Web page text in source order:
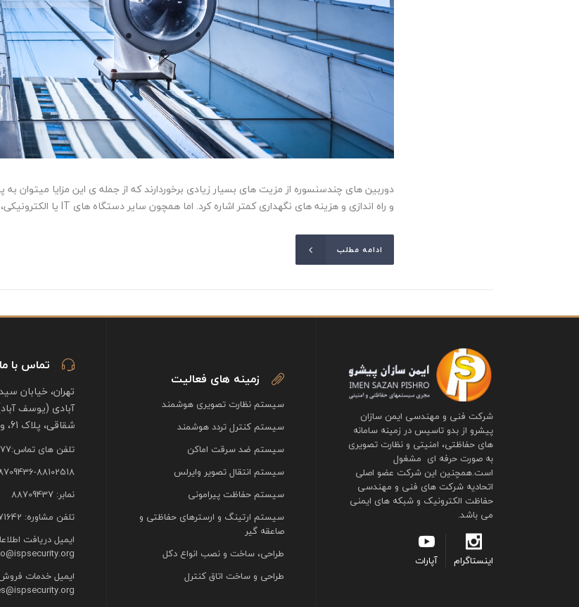
دوربین های چندسنسوره از مزیت های بسیار زیادی برخوردارند که از جمله ی این مزایا
و راه اندازی و هزینه های نگهداری کمتر اشاره کرد. اما همچون سایر دستگاه های IT یا الکترونیکی، به هنگام انتخاب یک دوربین چندسنسوره، موارد گوناگونی را...
ادامه مطلب
تماس با ما
تهران، خیابان
آبادی (یوسف
شقاقی، پلاک 61، واحد6، طبقه3
تلفن های تماس:88105077-88105076
88102518
نمابر: 88709437
تلفن مشاوره: 9099071642
ایمیل دریافت
ایمیل خدمات
زمینه های فعالیت
سیستم نظارت تصویری هوشمند
سیستم کنترل تردد هوشمند
سیستم ضد سرقت اماکن
سیستم انتقال تصویر وایرلس
سیستم حفاظت پیرامونی
سیستم ارتینگ و ارسترهای حفاظتی و
صاعقه گیر
طراحی، ساخت و نصب انواع دکل
طراحی و ساخت اتاق کنترل
شرکت فنی و مهندسی ایمن سازان
پیشرو از بدو تاسیس در زمینه سامانه
های حفاظتی، امنیتی و نظارت تصویری
به صورت حرفه ای مشغول
است.همچنین این شرکت عضو اصلی
اتحادیه شرکت های فنی و مهندسی
حفاظت الکترونیک و شبکه های ایمنی
می باشد.
اینستاگرام آپارات